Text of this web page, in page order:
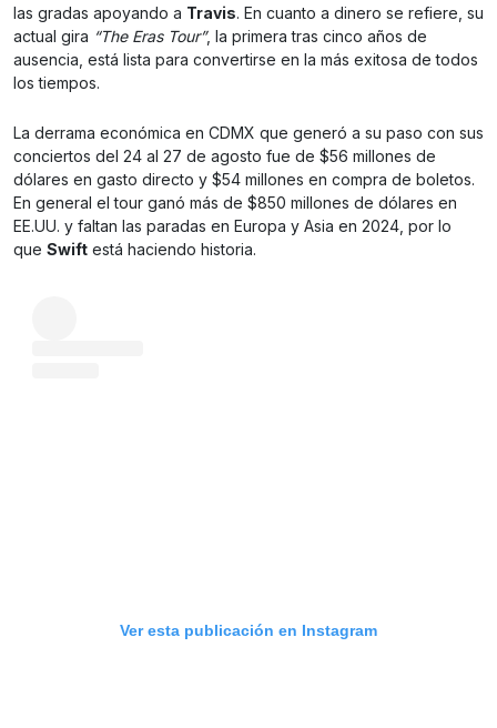
las gradas apoyando a Travis. En cuanto a dinero se refiere, su
actual gira “The Eras Tour”, la primera tras cinco años de
ausencia, está lista para convertirse en la más exitosa de todos
los tiempos.
La derrama económica en CDMX que generó a su paso con sus
conciertos del 24 al 27 de agosto fue de $56 millones de
dólares en gasto directo y $54 millones en compra de boletos.
En general el tour ganó más de $850 millones de dólares en
EE.UU. y faltan las paradas en Europa y Asia en 2024, por lo
que Swift está haciendo historia.
Ver esta publicación en Instagram